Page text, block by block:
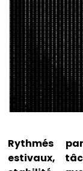
Rythmés
estivaux,